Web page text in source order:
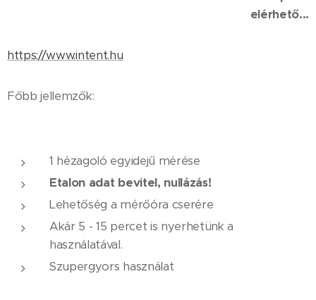
elérhető...
https://www.intent.hu
Főbb jellemzők:
1 hézagoló egyidejű mérése
Etalon adat bevitel, nullázás!
Lehetőség a mérőóra cserére
Akár 5 - 15 percet is nyerhetünk a
használatával.
Szupergyors használat